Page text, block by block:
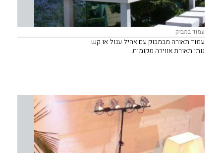
עמוד במבוק
עמוד תאורה מבמבוק עם אהיל עגול או קש
נותן תאורת אווירה מקומית